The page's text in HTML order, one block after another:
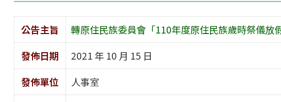
公告主旨
轉原住民族委員會「110年度原住民族歲時祭儀放
發佈日期
2021 年 10 月 15 日
發佈單位
人事室